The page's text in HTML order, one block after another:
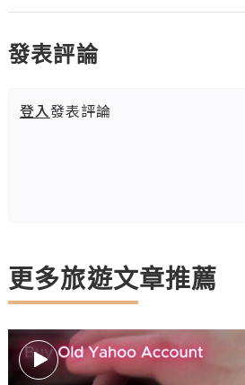
發表評論
登入發表評論
更多旅遊文章推薦